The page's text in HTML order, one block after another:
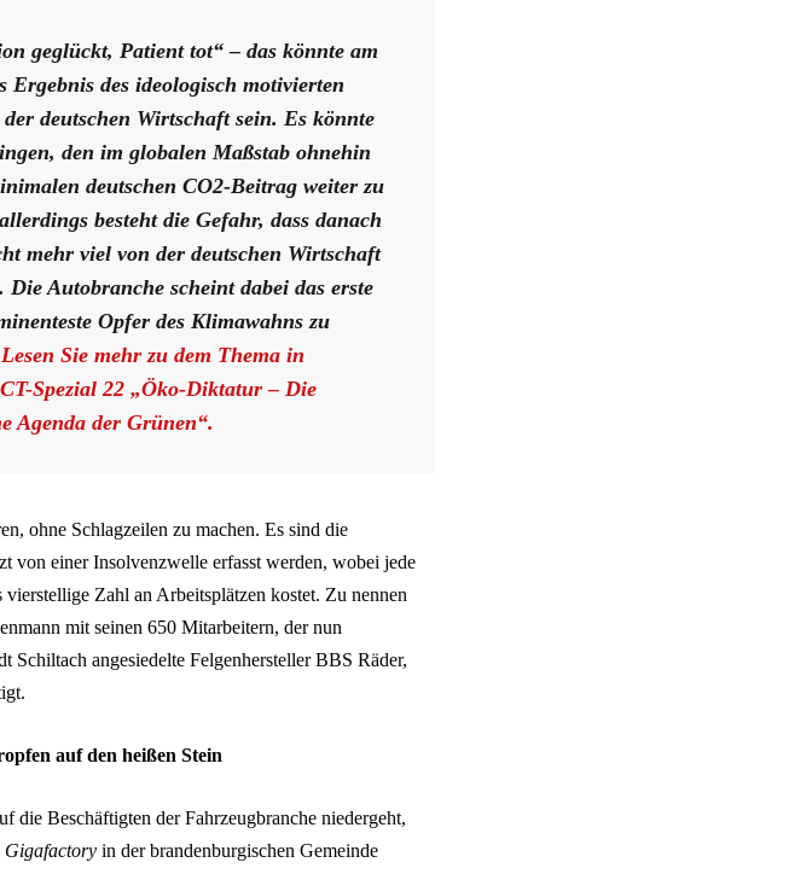
geglückt, Patient tot“ – das könnte am
Ergebnis des ideologisch motivierten
der deutschen Wirtschaft sein. Es könnte
den im globalen Maßstab ohnehin
deutschen CO2-Beitrag weiter zu
besteht die Gefahr, dass danach
mehr viel von der deutschen Wirtschaft
Die Autobranche scheint dabei das erste
Opfer des Klimawahns zu
Lesen Sie mehr zu dem Thema in
Spezial 22 „Öko-Diktatur – Die
Agenda der Grünen“.
ohne Schlagzeilen zu machen. Es sind die
von einer Insolvenzwelle erfasst werden, wobei jede
Zahl an Arbeitsplätzen kostet. Zu nennen
mit seinen 650 Mitarbeitern, der nun
Schiltach angesiedelte Felgenhersteller BBS Räder,
auf den heißen Stein
die Beschäftigten der Fahrzeugbranche niedergeht,
Gigafactory in der brandenburgischen Gemeinde